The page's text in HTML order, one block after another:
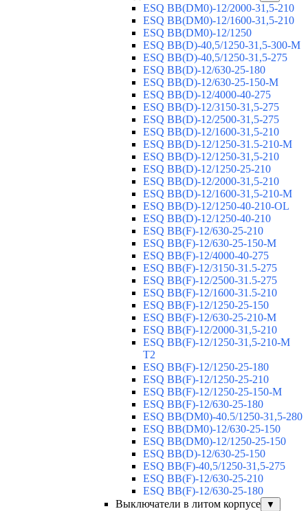
ESQ ВВ(DM0)-12/2000-31,5-210
ESQ ВВ(DM0)-12/1600-31,5-210
ESQ ВВ(DM0)-12/1250
ESQ ВВ(D)-40,5/1250-31,5-300-М
ESQ ВВ(D)-40,5/1250-31,5-275
ESQ ВВ(D)-12/630-25-180
ESQ ВВ(D)-12/630-25-150-М
ESQ ВВ(D)-12/4000-40-275
ESQ ВВ(D)-12/3150-31,5-275
ESQ ВВ(D)-12/2500-31,5-275
ESQ ВВ(D)-12/1600-31,5-210
ESQ ВВ(D)-12/1250-31.5-210-М
ESQ ВВ(D)-12/1250-31,5-210
ESQ ВВ(D)-12/1250-25-210
ESQ BB(D)-12/2000-31,5-210
ESQ BB(D)-12/1600-31,5-210-М
ESQ BB(D)-12/1250-40-210-OL
ESQ BB(D)-12/1250-40-210
ESQ ВВ(F)-12/630-25-210
ESQ ВВ(F)-12/630-25-150-М
ESQ ВВ(F)-12/4000-40-275
ESQ ВВ(F)-12/3150-31.5-275
ESQ ВВ(F)-12/2500-31.5-275
ESQ ВВ(F)-12/1600-31.5-210
ESQ ВВ(F)-12/1250-25-150
ESQ BB(F)-12/630-25-210-М
ESQ BB(F)-12/2000-31,5-210
ESQ BB(F)-12/1250-31,5-210-М
T2
ESQ BB(F)-12/1250-25-180
ESQ ВВ(F)-12/1250-25-210
ESQ ВВ(F)-12/1250-25-150-М
ESQ BB(F)-12/630-25-180
ESQ ВВ(DM0)-40.5/1250-31,5-280
ESQ ВВ(DM0)-12/630-25-150
ESQ ВВ(DM0)-12/1250-25-150
ESQ BB(D)-12/630-25-150
ESQ ВВ(F)-40,5/1250-31,5-275
ESQ ВВ(F)-12/630-25-210
ESQ ВВ(F)-12/630-25-180
Выключатели в литом корпусе
▼